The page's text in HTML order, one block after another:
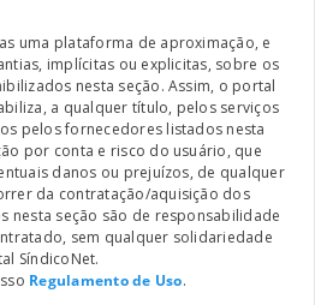
uma plataforma de aproximação, e
implícitas ou explicitas, sobre os
nesta seção. Assim, o portal
a qualquer título, pelos serviços
pelos fornecedores listados nesta
por conta e risco do usuário, que
danos ou prejuízos, de qualquer
da contratação/aquisição dos
nesta seção são de responsabilidade
sem qualquer solidariedade
SíndicoNet.
Regulamento de Uso.